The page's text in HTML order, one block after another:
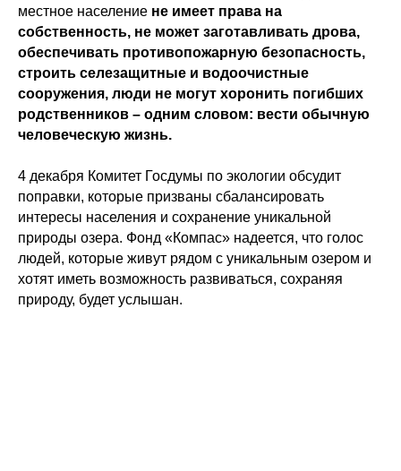
местное население не имеет права на
собственность, не может заготавливать дрова,
обеспечивать противопожарную безопасность,
строить селезащитные и водоочистные
сооружения, люди не могут хоронить погибших
родственников – одним словом: вести обычную
человеческую жизнь.
4 декабря Комитет Госдумы по экологии обсудит
поправки, которые призваны сбалансировать
интересы населения и сохранение уникальной
природы озера. Фонд «Компас» надеется, что голос
людей, которые живут рядом с уникальным озером и
хотят иметь возможность развиваться, сохраняя
природу, будет услышан.